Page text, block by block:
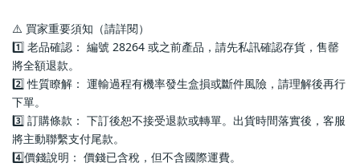
⚠️ 買家重要須知（請詳閱）
1️⃣ 老品確認： 編號 28264 或之前產品，請先私訊確認存貨，售罄
將全額退款。
2️⃣ 性質瞭解： 運輸過程有機率發生盒損或斷件風險，請理解後再行
下單。
3️⃣ 訂購條款： 下訂後恕不接受退款或轉單。出貨時間落實後，客服
將主動聯繫支付尾款。
4️⃣價錢說明： 價錢已含稅，但不含國際運費。